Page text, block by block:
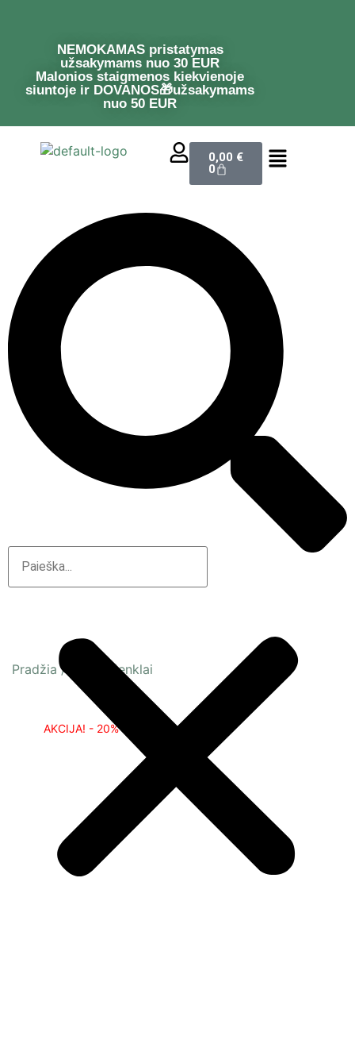
NEMOKAMAS pristatymas
užsakymams nuo 30 EUR
Malonios staigmenos kiekvienoje
siuntoje ir DOVANOS🎁užsakymams
nuo 50 EUR
0,00 €
0
Pradžia/ Prekių ženklai
AKCIJA! - 20%